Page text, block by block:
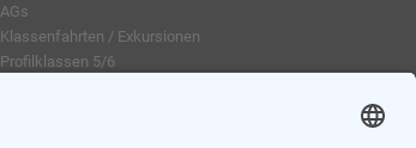
AGs
Klassenfahrten / Exkursionen
Profilklassen 5/6